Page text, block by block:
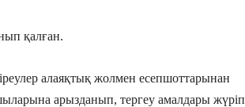
қалған.
алаяқтық жолмен есепшоттарынан
арызданып, тергеу амалдары жүріп